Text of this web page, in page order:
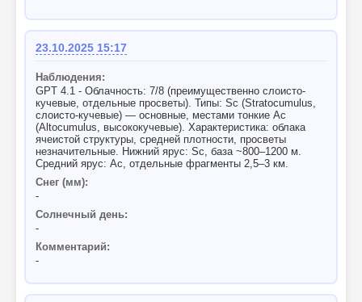
23.10.2025 15:17
Наблюдения:
GPT 4.1 - Облачность: 7/8 (преимущественно слоисто-
кучевые, отдельные просветы). Типы: Sc (Stratocumulus,
слоисто-кучевые) — основные, местами тонкие Ac
(Altocumulus, высококучевые). Характеристика: облака
ячеистой структуры, средней плотности, просветы
незначительные. Нижний ярус: Sc, база ~800–1200 м.
Средний ярус: Ac, отдельные фрагменты 2,5–3 км.
Снег (мм):
-
Солнечный день:
-
Комментарий:
-